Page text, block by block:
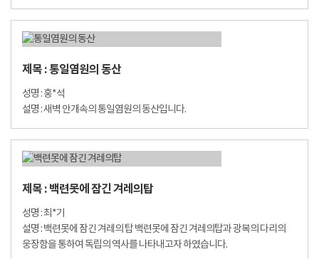
제목 : 통일염원의 동산
성명 : 홍*석
설명 : 새벽 안개속의 통일염원의 동산입니다.
제목 : 백련못에 잠긴 겨레의탑
성명 : 최*기
설명 : 백련못에 잠긴 겨레의 탑 백련못에 잠긴 겨레의탑과 광복의 다리의
웅장함을 통하여 독립의 역사를 나타내고자 하였습니다.